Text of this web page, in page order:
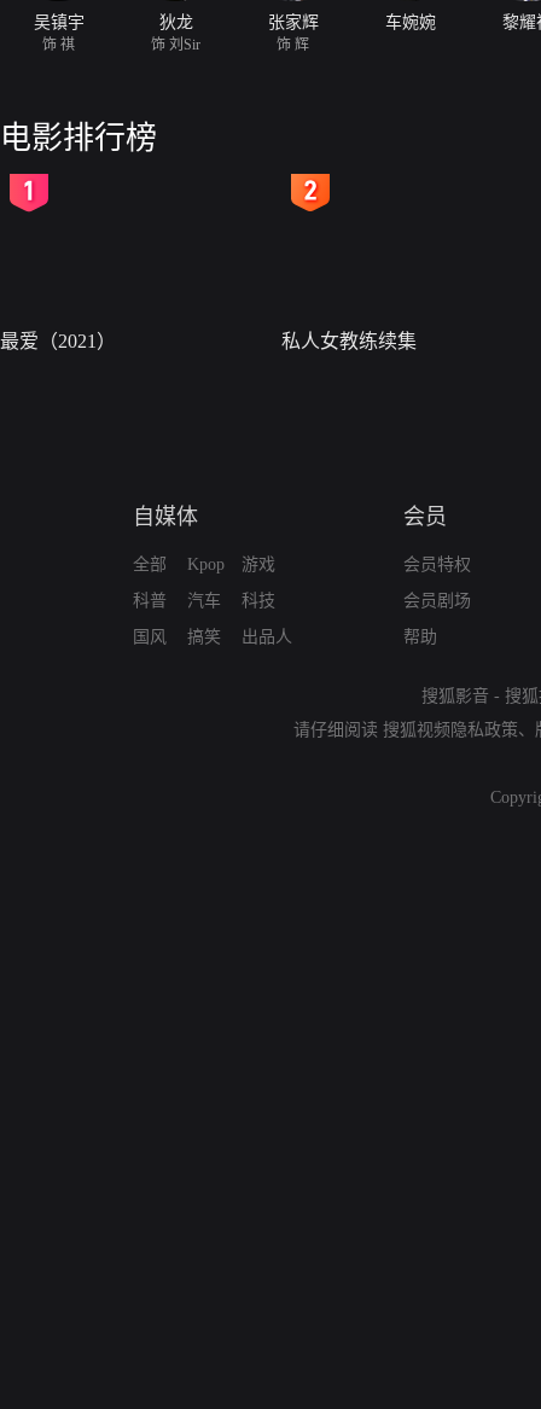
吴镇宇
饰 祺
狄龙
饰 刘Sir
张家辉
饰 辉
车婉婉 黎耀
电影排行榜
最爱（2021） 私人女教练续集
自媒体
全部
科普
国风
Kpop
汽车
搞笑
游戏
科技
出品人
会员
会员特权
会员剧场
帮助
搜狐影音 - 搜
请仔细阅读 搜狐视频隐私政策、